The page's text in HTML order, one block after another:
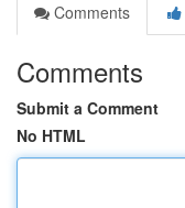
Comments
Comments
Submit a Comment
No HTML